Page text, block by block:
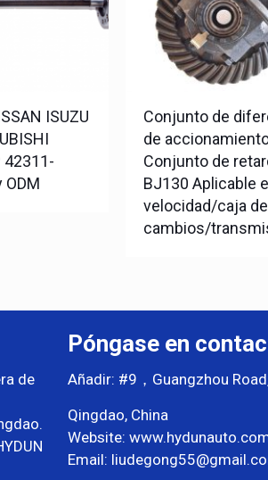
ISUZU
42311-
ODM
Conjunto de
de
Conjunto de
BJ130 Aplicable
velocidad/caja de
cambios/
de
Póngase en
Añadir: #9，Guangzhou
Qingdao, China
Website:
Email: